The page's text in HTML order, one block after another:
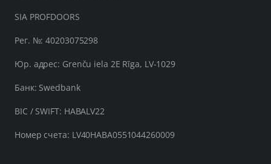
SIA PROFDOORS
Рег. №: 40203075298
Юр. адрес: Grenču iela 2E Rīga, LV-1029
Банк: Swedbank
BIC / SWIFT: HABALV22
Номер счета: LV40HABA0551044260009